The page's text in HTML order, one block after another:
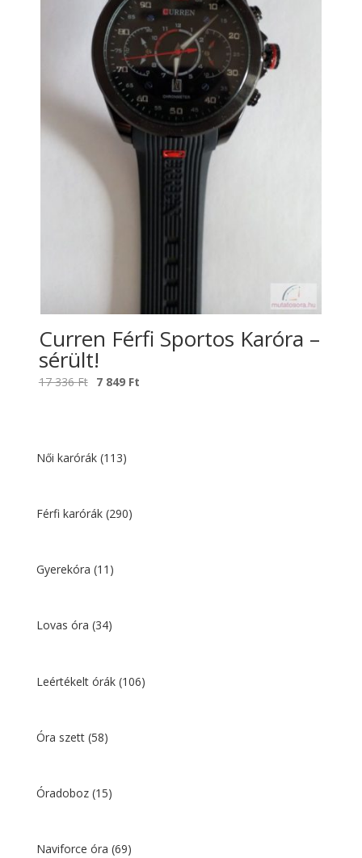
Curren Férfi Sportos Karóra –
sérült!
17 336Ft Original
336 Ft.
7 849 Ft
Női karórák (113)
Férfi karórák (290)
Gyerekóra (11)
Lovas óra (34)
Leértékelt órák (106)
Óra szett (58)
Óradoboz (15)
Naviforce óra (69)